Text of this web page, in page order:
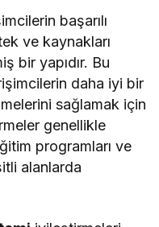
başarılı
ve kaynakları
bir yapıdır. Bu
daha iyi bir
sağlamak için
genellikle
programları ve
alanlarda